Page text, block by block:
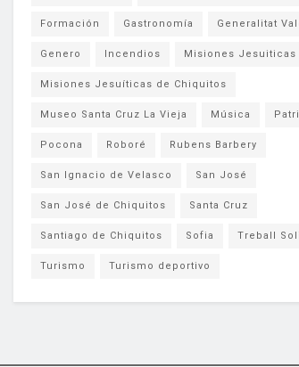
Formación Gastronomía Generalitat
Genero Incendios Misiones Jesuiticas
Misiones Jesuíticas de Chiquitos
Museo Santa Cruz La Vieja Música
Pocona Roboré Rubens Barbery
San Ignacio de Velasco San José
San José de Chiquitos Santa Cruz
Santiago de Chiquitos Sofia Treball
Turismo Turismo deportivo